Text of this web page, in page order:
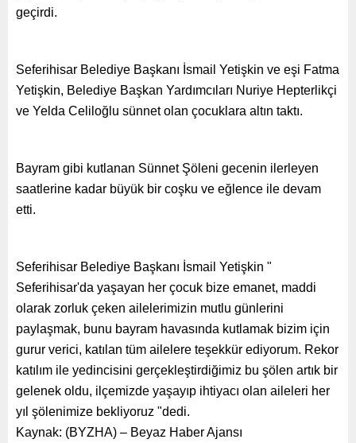
geçirdi.
Seferihisar Belediye Başkanı İsmail Yetişkin ve eşi Fatma
Yetişkin, Belediye Başkan Yardımcıları Nuriye Hepterlikçi
ve Yelda Celiloğlu sünnet olan çocuklara altın taktı.
Bayram gibi kutlanan Sünnet Şöleni gecenin ilerleyen
saatlerine kadar büyük bir coşku ve eğlence ile devam
etti.
Seferihisar Belediye Başkanı İsmail Yetişkin "
Seferihisar'da yaşayan her çocuk bize emanet, maddi
olarak zorluk çeken ailelerimizin mutlu günlerini
paylaşmak, bunu bayram havasında kutlamak bizim için
gurur verici, katılan tüm ailelere teşekkür ediyorum. Rekor
katılım ile yedincisini gerçekleştirdiğimiz bu şölen artık bir
gelenek oldu, ilçemizde yaşayıp ihtiyacı olan aileleri her
yıl şölenimize bekliyoruz "dedi.
Kaynak: (BYZHA) – Beyaz Haber Ajansı